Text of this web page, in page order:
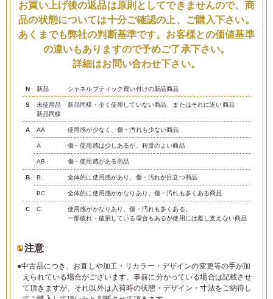
お買い上げ後の返品は原則としてできませんので、商
品の状態については十分ご確認の上、ご購入下さい。
あくまでも弊社の判断基準です。お客様との価値基準
の違いもありますので予めご了承下さい。
詳細はお問い合わせ下さい。
N 新品 シャネルブティック買い付けの新品商品
S
未使用品
新品同様
新品同様・全く使用していない商品、またはそれに近い商品
A AA 使用感が少なく、傷・汚れも少ない商品
A 傷・使用感は少しあるが、程度のよい商品
AB 傷・使用感がある商品
B B 全体的に使用感があり、傷・汚れが目立つ商品
BC 全体的に使用感がかなりあり、傷・汚れも多くある商品
C C
使用感がかなりあり、傷・汚れも多くある。
一部破れ・破損している場合もあるが使用には差し支えない商品
注意
●中古品につき、お直しや加工・リカラー・デザインの変更等の手が加
えられている場合がございます。事前に分かっている場合は記載させ
て頂きますが、それ以外は入荷時の状態・デザイン・寸法をご納得し